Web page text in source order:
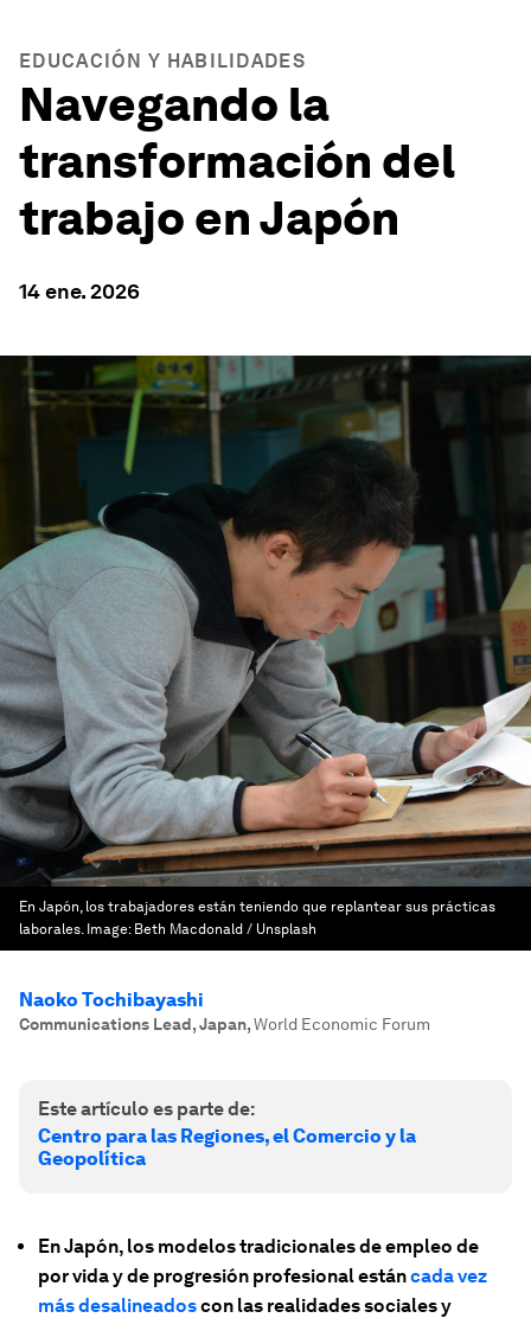
EDUCACIÓN Y HABILIDADES
Navegando la
transformación del
trabajo en Japón
14 ene. 2026
En Japón, los trabajadores están teniendo que replantear sus prácticas
laborales. Image: Beth Macdonald / Unsplash
Naoko Tochibayashi
Communications Lead, Japan,World Economic Forum
Este artículo es parte de:
Centro para las Regiones, el Comercio y la
Geopolítica
En Japón, los modelos tradicionales de empleo de
por vida y de progresión profesional estáncada vez
más desalineadoscon las realidades sociales y